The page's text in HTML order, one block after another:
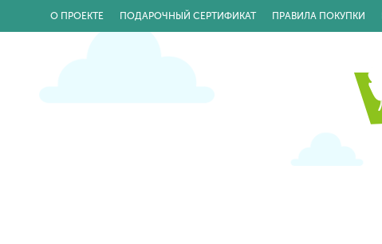
О ПРОЕКТЕ ПОДАРОЧНЫЙ СЕРТИФИКАТ ПРАВИЛА ПОКУПКИ